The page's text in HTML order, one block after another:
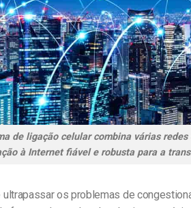
de ligação celular combina várias
à Internet fiável e robusta para a
ultrapassar os problemas de